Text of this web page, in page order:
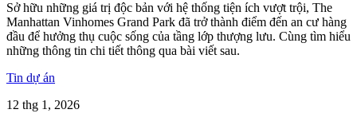
Sở hữu những giá trị độc bản với hệ thống tiện ích vượt trội, The
Manhattan Vinhomes Grand Park đã trở thành điểm đến an cư hàng
đầu để hưởng thụ cuộc sống của tầng lớp thượng lưu. Cùng tìm hiểu
những thông tin chi tiết thông qua bài viết sau.
Tin dự án
12 thg 1, 2026